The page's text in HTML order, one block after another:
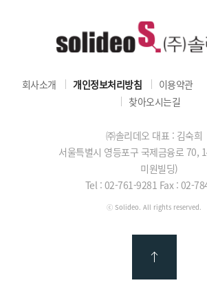
회사소개 개인정보처리방침 이용약관
찾아오시는길
㈜솔리데오 대표 : 김숙희
서울특별시 영등포구 국제금융로 70,
미원빌딩)
Tel : 02-761-9281 Fax : 02-
ⓒ Solideo. All rights reserved.